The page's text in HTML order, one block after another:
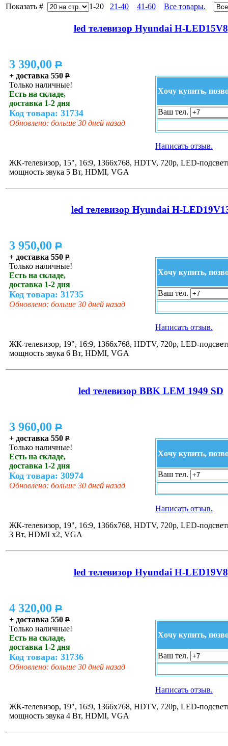
Показать # 1-20 21-40 41-60 Все товары.
led телевизор Hyundai H-LED15V8
3 390,00 P
+ доставка 550 P
Только наличные!
Есть на складе,
доставка 1-2 дня
Код товара: 31734
Обновлено: больше 30 дней назад
Хочу купить,
Ваш тел.
Написать отзыв.
ЖК-телевизор, 15", 16:9, 1366x768, HDTV, 720p, LED-
мощность звука 5 Вт, HDMI, VGA
led телевизор Hyundai H-
3 950,00 P
+ доставка 550 P
Только наличные!
Есть на складе,
доставка 1-2 дня
Код товара: 31735
Обновлено: больше 30 дней назад
Хочу купить,
Ваш тел.
Написать отзыв.
ЖК-телевизор, 19", 16:9, 1366x768, HDTV, 720p, LED-
мощность звука 6 Вт, HDMI, VGA
led телевизор BBK LEM 1949 SD
3 960,00 P
+ доставка 550 P
Только наличные!
Есть на складе,
доставка 1-2 дня
Код товара: 30974
Обновлено: больше 30 дней назад
Хочу купить,
Ваш тел.
Написать отзыв.
ЖК-телевизор, 19", 16:9, 1366x768, HDTV, 720p, LED-
3 Вт, HDMI x2, VGA
led телевизор Hyundai H-LED19V8
4 320,00 P
+ доставка 550 P
Только наличные!
Есть на складе,
доставка 1-2 дня
Код товара: 31736
Обновлено: больше 30 дней назад
Хочу купить,
Ваш тел.
Написать отзыв.
ЖК-телевизор, 19", 16:9, 1366x768, HDTV, 720p, LED-
мощность звука 4 Вт, HDMI, VGA